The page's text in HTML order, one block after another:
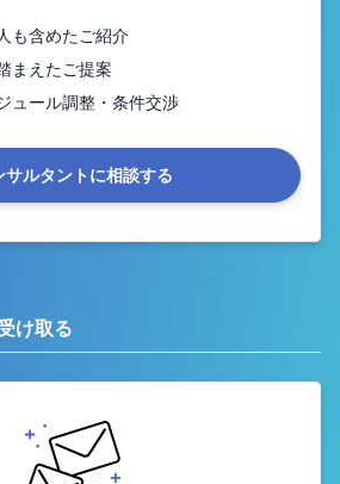
も含めたご紹介
まえたご提案
ュール調整・条件交渉
サルタントに相談する
け取る